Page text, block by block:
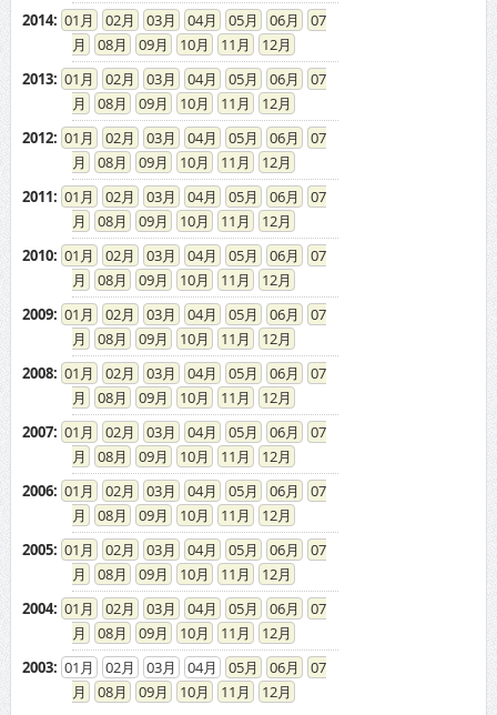
2014: 01 02 03 04 05 06
07
08
09 10 11
12
2013: 01 02 03 04 05 06
07
08
09 10 11
12
2012: 01 02 03 04 05 06
07
08
09 10 11
12
2011: 01 02 03 04 05 06
07
08
09 10 11
12
2010: 01 02 03 04 05 06
07
08
09 10 11
12
2009: 01 02 03 04 05 06
07
08
09 10 11
12
2008: 01 02 03 04 05 06
07
08
09 10 11
12
2007: 01 02 03 04 05 06
07
08
09 10 11
12
2006: 01 02 03 04 05 06
07
08
09 10 11
12
2005: 01 02 03 04 05 06
07
08
09 10 11
12
2004: 01 02 03 04 05 06
07
08
09 10 11
12
2003: 01 02 03 04 05 06
07
08
09 10 11 12